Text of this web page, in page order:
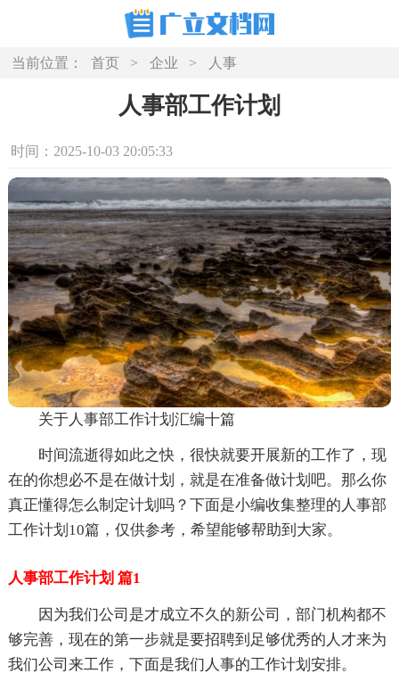
当前位置： 首页 > 企业 > 人事
人事部工作计划
时间：2025-10-03 20:05:33
关于人事部工作计划汇编十篇
时间流逝得如此之快，很快就要开展新的工作了，现
在的你想必不是在做计划，就是在准备做计划吧。那么你
真正懂得怎么制定计划吗？下面是小编收集整理的人事部
工作计划10篇，仅供参考，希望能够帮助到大家。
人事部工作计划 篇1
因为我们公司是才成立不久的新公司，部门机构都不
够完善，现在的第一步就是要招聘到足够优秀的人才来为
我们公司来工作，下面是我们人事的工作计划安排。